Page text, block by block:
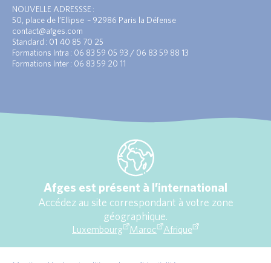
NOUVELLE ADRESSSE :
50, place de l’Ellipse – 92986 Paris la Défense
contact@afges.com
Standard : 01 40 85 70 25
Formations Intra : 06 83 59 05 93 / 06 83 59 88 13
Formations Inter : 06 83 59 20 11
Afges est présent à l’international
Accédez au site correspondant à votre zone
géographique.
Luxembourg Maroc Afrique